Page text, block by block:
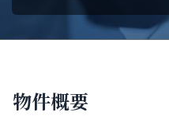
物件概要